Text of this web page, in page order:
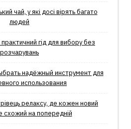
чай, у які досі вірять багато
людей
практичний гід для вибору без
розчарувань
надёжный инструмент для
использования
релаксу, де кожен новий
схожий на попередній